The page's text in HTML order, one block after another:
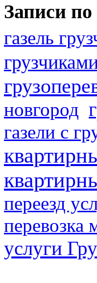
Записи по
газель
новгород
газели с
переезд
перевозка
услуги